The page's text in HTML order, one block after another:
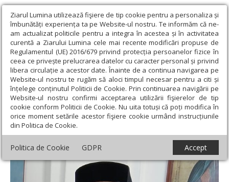
Ziarul Lumina utilizează fişiere de tip cookie pentru a personaliza și
îmbunătăți experiența ta pe Website-ul nostru. Te informăm că ne-
am actualizat politicile pentru a integra în acestea și în activitatea
curentă a Ziarului Lumina cele mai recente modificări propuse de
Regulamentul (UE) 2016/679 privind protecția persoanelor fizice în
ceea ce privește prelucrarea datelor cu caracter personal și privind
libera circulație a acestor date. Înainte de a continua navigarea pe
Website-ul nostru te rugăm să aloci timpul necesar pentru a citi și
înțelege conținutul Politicii de Cookie. Prin continuarea navigării pe
Website-ul nostru confirmi acceptarea utilizării fişierelor de tip
cookie conform Politicii de Cookie. Nu uita totuși că poți modifica în
orice moment setările acestor fişiere cookie urmând instrucțiunile
din Politica de Cookie.
Politica de Cookie GDPR Accept
Ziarul Lumina › Opinii › Repere și idei › Monahia Eufimia sau
strădania drumului de la pomelnic spre sinaxar
Monahia Eufimia sau strădania drumului
de la pomelnic spre sinaxar